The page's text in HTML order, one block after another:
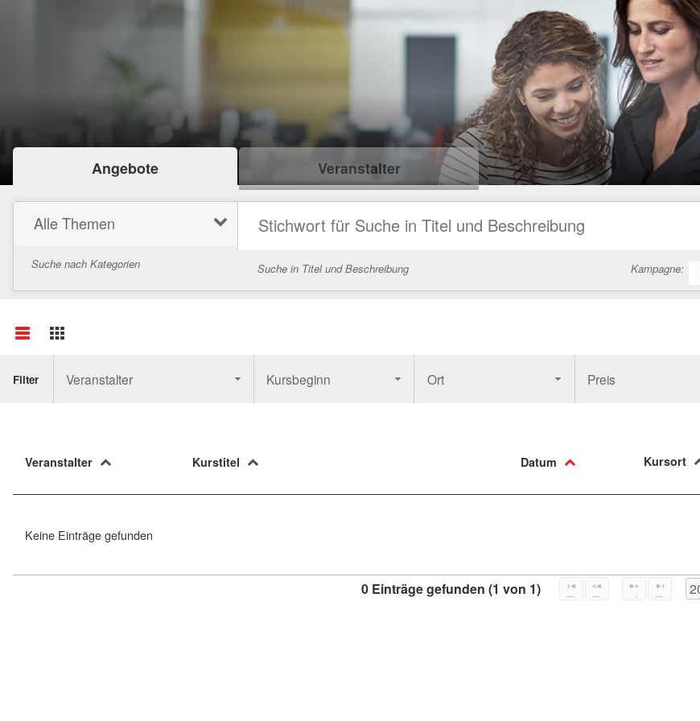
Angebote Veranstalter
Alle Themen
Suche nach Kategorien Suche in Titel und Beschreibung Kampagne:
Filter Veranstalter Kursbeginn Ort Preis
Veranstalter Kurstitel Datum Kursort
Keine Einträge gefunden
0 Einträge gefunden (1 von 1)